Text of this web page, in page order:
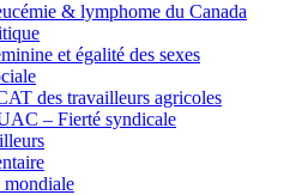
& lymphome du Canada
et égalité des sexes
des travailleurs agricoles
– Fierté syndicale